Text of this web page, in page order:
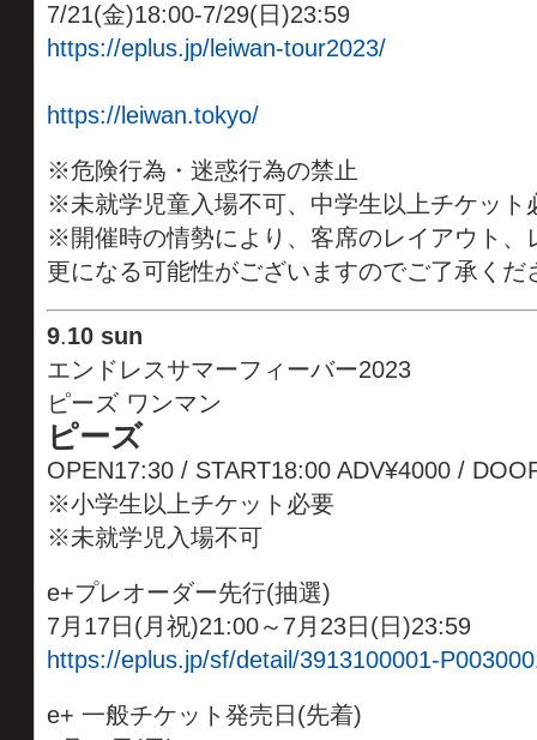
7/21(金)18:00-7/29(日)23:59
https://eplus.jp/leiwan-tour2023/
https://leiwan.tokyo/
※危険行為・迷惑行為の禁止
※未就学児童入場不可、中学生以上チケット
※開催時の情勢により、客席のレイアウト、
更になる可能性がございますのでご了承くだ
9.10 sun
エンドレスサマーフィーバー2023
ピーズ ワンマン
ピーズ
OPEN17:30 / START18:00 ADV¥4000 /
※小学生以上チケット必要
※未就学児入場不可
e+プレオーダー先行(抽選)
7月17日(月祝)21:00～7月23日(日)23:59
https://eplus.jp/sf/detail/3913100001-
e+ 一般チケット発売日(先着)